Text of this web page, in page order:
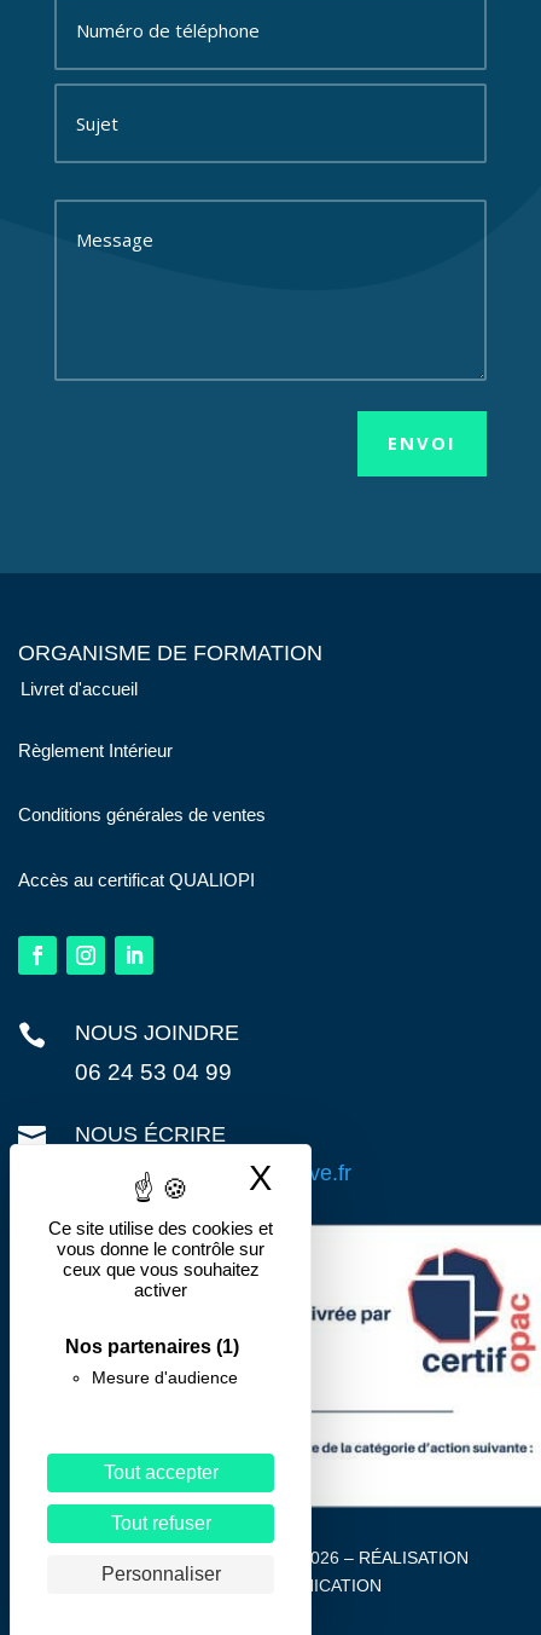
Ce site utilise des cookies et
vous donne le contrôle sur
ceux que vous souhaitez
activer
Nos partenaires (1)
Mesure d'audience
Tout accepter
Tout refuser
Personnaliser
X Masquer le
ENVOI
ORGANISME DE FORMATION
Livret d'accueil
Règlement Intérieur
Conditions générales de ventes
Accès au certificat QUALIOPI
 NOUS JOINDRE
06 24 53 04 99

NOUS ÉCRIRE
contact@action-preventive.fr
Action Préventive Formations 2026 – RÉALISATION
SERVICE COMMUNICATION